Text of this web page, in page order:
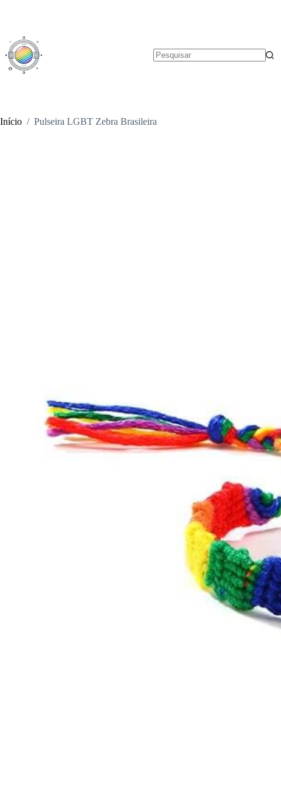
conteúdo
Início / Pulseira LGBT Zebra Brasileira